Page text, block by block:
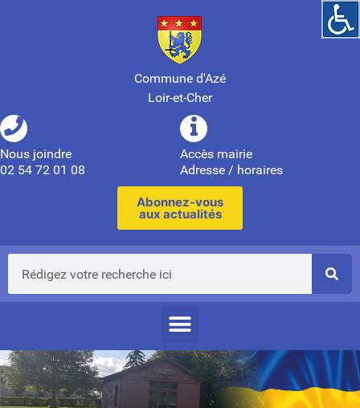
Commune d'Azé
Loir-et-Cher
Nous joindre
02 54 72 01 08
Accès mairie
Adresse / horaires
Abonnez-vous
aux actualités